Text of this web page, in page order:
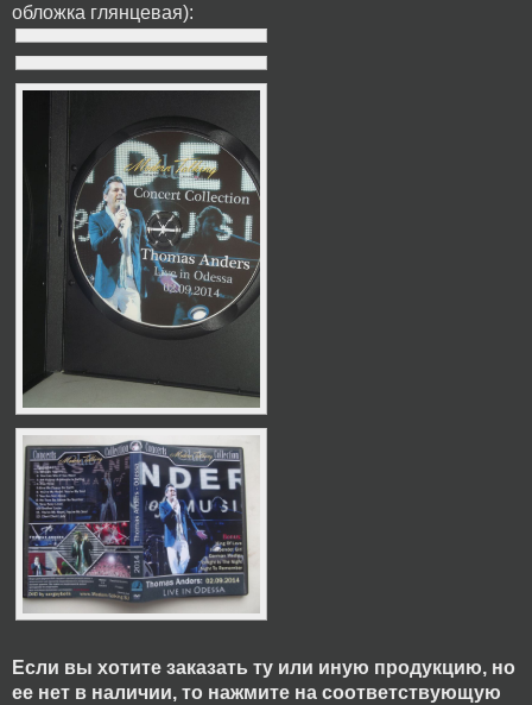
обложка глянцевая):
Если вы хотите заказать ту или иную продукцию, но
ее нет в наличии, то нажмите на соответствующую